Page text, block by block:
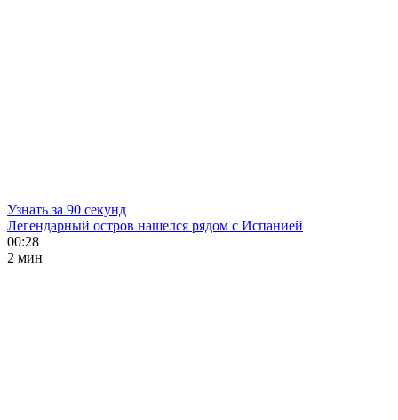
Узнать за 90 секунд
Легендарный остров нашелся рядом с Испанией
00:28
2 мин